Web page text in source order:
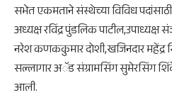
सभेत एकमताने संस्थेच्या विविध
अध्यक्ष रविंद्र पुंडलिक पाटील,उपाध्यक्ष
नरेश कणककुमार दोशी,खजिनदार महेंद्र
सल्लागार अॅड संग्रामसिंग सुमेरसिंग
आली.